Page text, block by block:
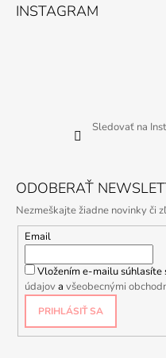
INSTAGRAM
Sledovať na
ODOBERAŤ
Nezmeškajte žiadne novinky či
Email
Vložením e-mailu súhlasíte
údajovavšeobecnými
PRIHLÁSIŤ SA